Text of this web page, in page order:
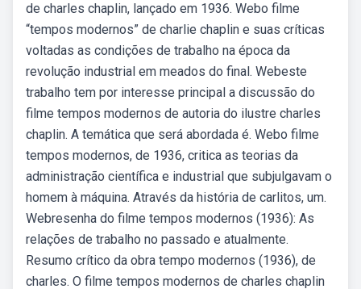
de charles chaplin, lançado em 1936. Webo filme
“tempos modernos” de charlie chaplin e suas críticas
voltadas as condições de trabalho na época da
revolução industrial em meados do final. Webeste
trabalho tem por interesse principal a discussão do
filme tempos modernos de autoria do ilustre charles
chaplin. A temática que será abordada é. Webo filme
tempos modernos, de 1936, critica as teorias da
administração científica e industrial que subjulgavam o
homem à máquina. Através da história de carlitos, um.
Webresenha do filme tempos modernos (1936): As
relações de trabalho no passado e atualmente.
Resumo crítico da obra tempo modernos (1936), de
charles. O filme tempos modernos de charles chaplin